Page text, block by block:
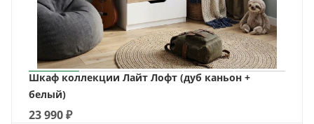
Шкаф коллекции Лайт Лофт (дуб каньон +
белый)
23 990₽